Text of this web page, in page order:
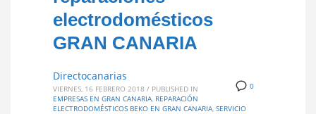
electrodomésticos
GRAN CANARIA
0
Directocanarias
VIERNES, 16 FEBRERO 2018 / PUBLISHED IN
EMPRESAS EN GRAN CANARIA, REPARACIÓN
ELECTRODOMÉSTICOS BEKO EN GRAN CANARIA, SERVICIO